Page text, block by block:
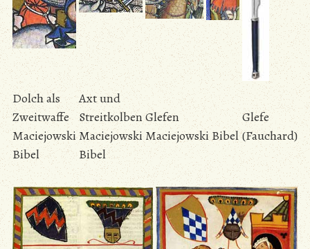
Dolch als
Zweitwaffe
Maciejowski
Bibel
Axt und
Streitkolben
Maciejowski
Bibel
Glefen
Maciejowski Bibel
Glefe
(Fauchard)